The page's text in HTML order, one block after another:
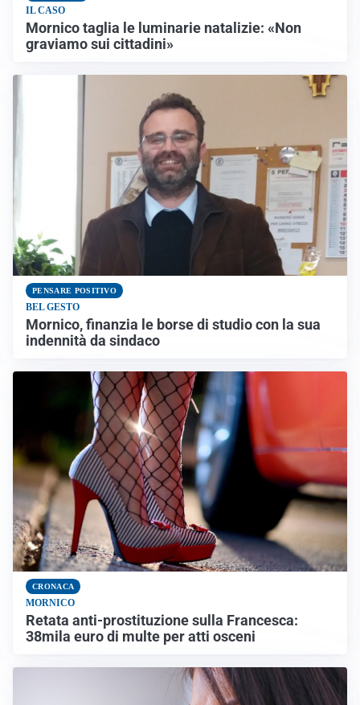
IL CASO
Mornico taglia le luminarie natalizie: «Non
graviamo sui cittadini»
PENSARE POSITIVO
BEL GESTO
Mornico, finanzia le borse di studio con la sua
indennità da sindaco
CRONACA
MORNICO
Retata anti-prostituzione sulla Francesca:
38mila euro di multe per atti osceni